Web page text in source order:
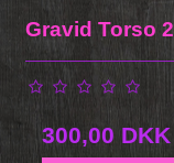
Gravid Torso 2
300,00 DKK